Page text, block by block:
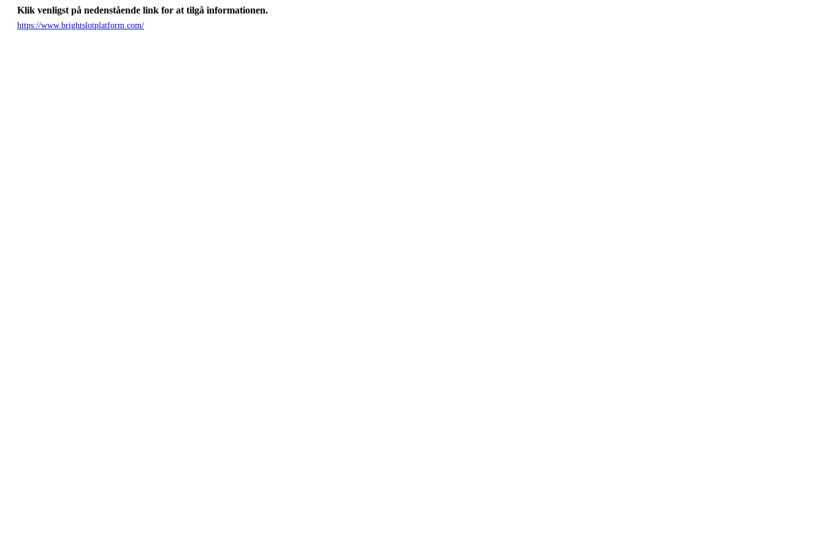
Klik venligst på nedenstående link for at tilgå informationen.
https://www.brightslotplatform.com/